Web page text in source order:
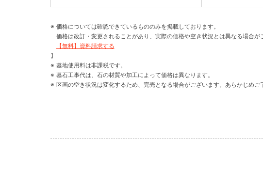
価格については確認できているもののみを掲載しております。
価格は改訂・変更されることがあり、実際の価格や空き状況とは異なる場合
【無料】資料請求する
】
墓地使用料は非課税です。
墓石工事代は、石の材質や加工によって価格は異なります。
区画の空き状況は変化するため、完売となる場合がございます。あらかじめご